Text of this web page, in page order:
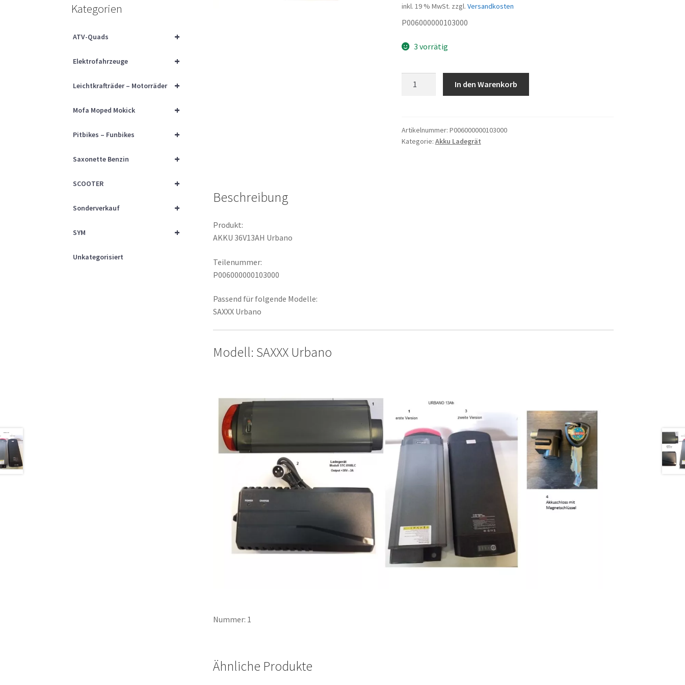
inkl. 19 % MwSt. zzgl. Versandkosten
P006000000103000
3 vorrätig
In den Warenkorb
Artikelnummer: P006000000103000
Kategorie: Akku Ladegrät
Beschreibung
Produkt:
AKKU 36V13AH Urbano
Teilenummer:
P006000000103000
Passend für folgende Modelle:
SAXXX Urbano
Modell: SAXXX Urbano
Nummer: 1
Ähnliche Produkte
Kategorien
+
ATV-Quads
+
Elektrofahrzeuge
+
Leichtkrafträder – Motorräder
+
Mofa Moped Mokick
+
Pitbikes – Funbikes
+
Saxonette Benzin
+
SCOOTER
+
Sonderverkauf
+
SYM
Unkategorisiert